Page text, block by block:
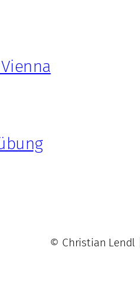
© Christian Lendl |